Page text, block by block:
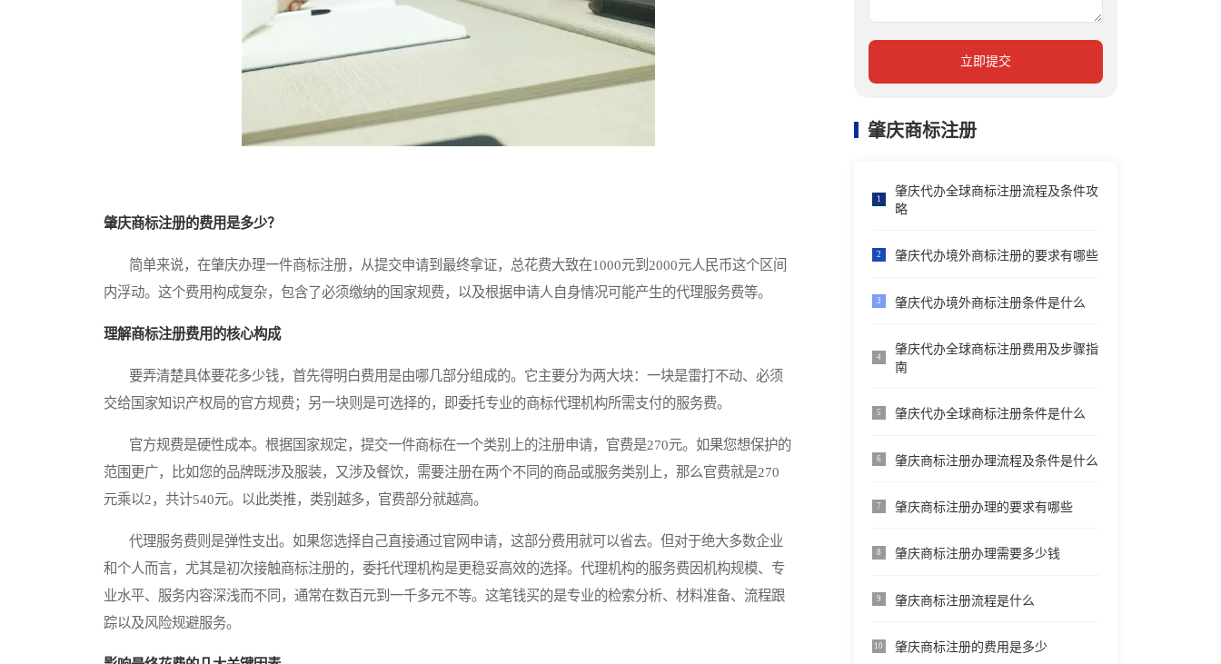
肇庆商标注册的费用是多少？
简单来说，在肇庆办理一件商标注册，从提交申请到最终拿证，总花费大致在1000元到2000元人民币这个区间
内浮动。这个费用构成复杂，包含了必须缴纳的国家规费，以及根据申请人自身情况可能产生的代理服务费等。
理解商标注册费用的核心构成
要弄清楚具体要花多少钱，首先得明白费用是由哪几部分组成的。它主要分为两大块：一块是雷打不动、必须
交给国家知识产权局的官方规费；另一块则是可选择的，即委托专业的商标代理机构所需支付的服务费。
官方规费是硬性成本。根据国家规定，提交一件商标在一个类别上的注册申请，官费是270元。如果您想保护的
范围更广，比如您的品牌既涉及服装，又涉及餐饮，需要注册在两个不同的商品或服务类别上，那么官费就是270
元乘以2，共计540元。以此类推，类别越多，官费部分就越高。
代理服务费则是弹性支出。如果您选择自己直接通过官网申请，这部分费用就可以省去。但对于绝大多数企业
和个人而言，尤其是初次接触商标注册的，委托代理机构是更稳妥高效的选择。代理机构的服务费因机构规模、专
业水平、服务内容深浅而不同，通常在数百元到一千多元不等。这笔钱买的是专业的检索分析、材料准备、流程跟
踪以及风险规避服务。
立即提交
肇庆商标注册
1
肇庆代办全球商标注册流程及条件攻
略
2 肇庆代办境外商标注册的要求有哪些
3 肇庆代办境外商标注册条件是什么
4
肇庆代办全球商标注册费用及步骤指
南
5 肇庆代办全球商标注册条件是什么
6 肇庆商标注册办理流程及条件是什么
7 肇庆商标注册办理的要求有哪些
8 肇庆商标注册办理需要多少钱
9 肇庆商标注册流程是什么
10 肇庆商标注册的费用是多少